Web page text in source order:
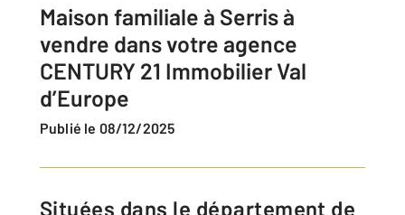
Maison familiale à Serris à
vendre dans votre agence
CENTURY 21 Immobilier Val
d’Europe
Publié le 08/12/2025
Situées dans le département de